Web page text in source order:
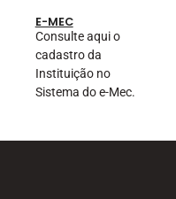
E-MEC
Consulte aqui o
cadastro da
Instituição no
Sistema do e-Mec.